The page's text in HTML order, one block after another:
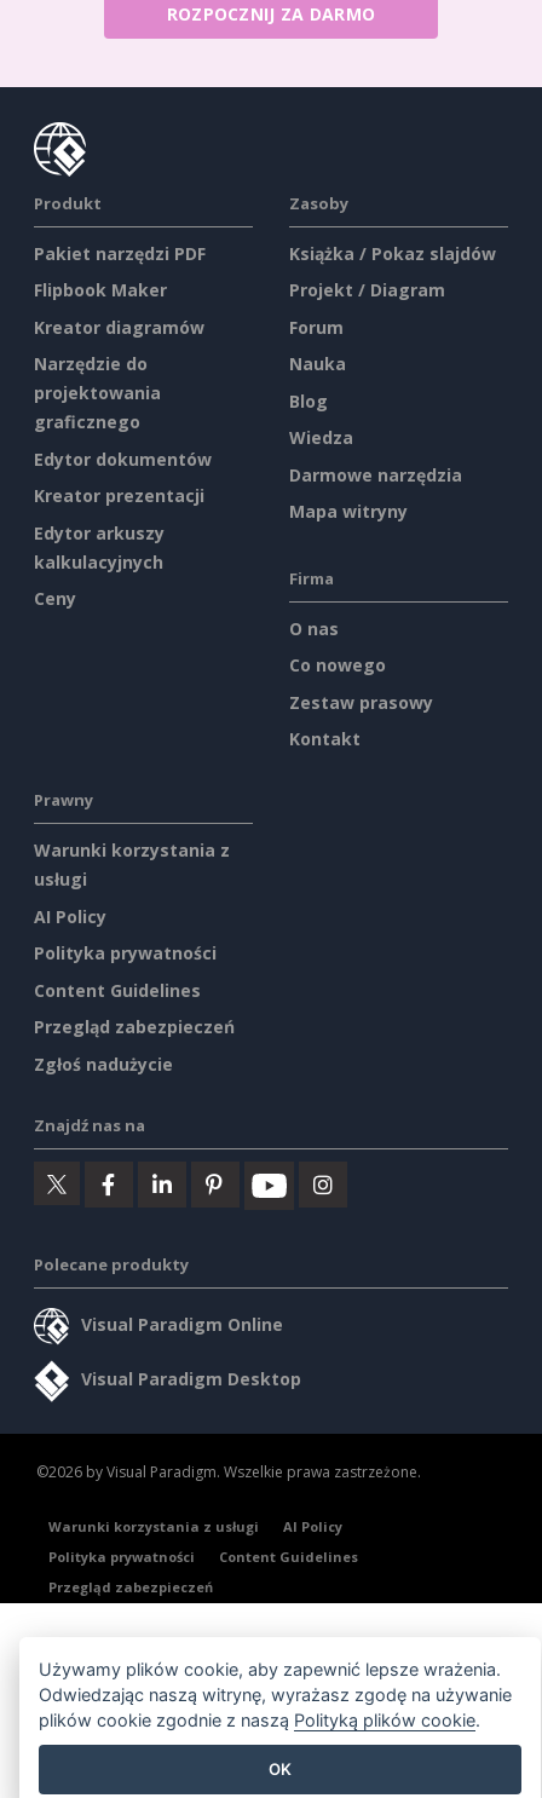
ROZPOCZNIJ ZA DARMO
Produkt
Pakiet narzędzi PDF
Flipbook Maker
Kreator diagramów
Narzędzie do
projektowania
graficznego
Edytor dokumentów
Kreator prezentacji
Edytor arkuszy
kalkulacyjnych
Ceny
Zasoby
Książka / Pokaz slajdów
Projekt / Diagram
Forum
Nauka
Blog
Wiedza
Darmowe narzędzia
Mapa witryny
Firma
O nas
Co nowego
Zestaw prasowy
Kontakt
Prawny
Warunki korzystania z
usługi
AI Policy
Polityka prywatności
Content Guidelines
Przegląd zabezpieczeń
Zgłoś nadużycie
Znajdź nas na
Polecane produkty
Visual Paradigm Online
Visual Paradigm Desktop
©2026 by Visual Paradigm. Wszelkie prawa zastrzeżone.
Warunki korzystania z usługi
AI Policy
Polityka prywatności
Content Guidelines
Przegląd zabezpieczeń
Używamy plików cookie, aby zapewnić lepsze wrażenia.
Odwiedzając naszą witrynę, wyrażasz zgodę na używanie
plików cookie zgodnie z naszą Polityką plików cookie.
OK